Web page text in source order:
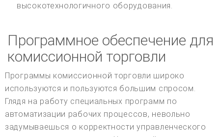
высокотехнологичного оборудования.
Программное обеспечение для
комиссионной торговли
Программы комиссионной торговли широко
используются и пользуются большим спросом.
Глядя на работу специальных программ по
автоматизации рабочих процессов, невольно
задумываешься о корректности управленческого